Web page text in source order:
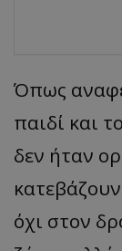
Όπως
παιδί και
δεν ήταν
όχι στον